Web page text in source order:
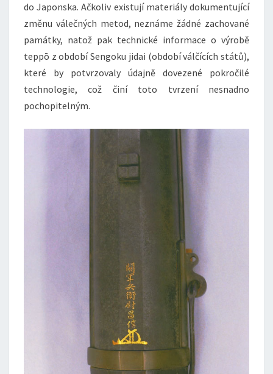
do Japonska. Ačkoliv existují materiály dokumentující
změnu válečných metod, neznáme žádné zachované
památky, natož pak technické informace o výrobě
teppō z období Sengoku jidai (období válčících států),
které by potvrzovaly údajně dovezené pokročilé
technologie, což činí toto tvrzení nesnadno
pochopitelným.